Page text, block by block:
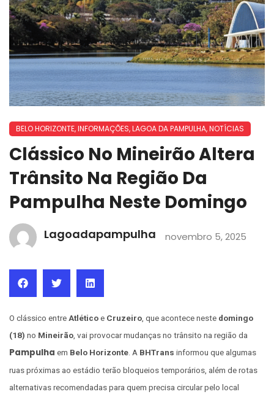
BELO HORIZONTE,INFORMAÇÕES,LAGOA DA PAMPULHA,NOTÍCIAS
Clássico No Mineirão Altera
Trânsito Na Região Da
Pampulha Neste Domingo
Lagoadapampulha novembro 5, 2025
O clássico entre Atléticoe Cruzeiro , que acontece neste domingo
(18) no Mineirão , vai provocar mudanças no trânsito na região da
Pampulha em Belo Horizonte . A BHTrans informou que algumas
ruas próximas ao estádio terão bloqueios temporários, além de rotas
alternativas recomendadas para quem precisa circular pelo local